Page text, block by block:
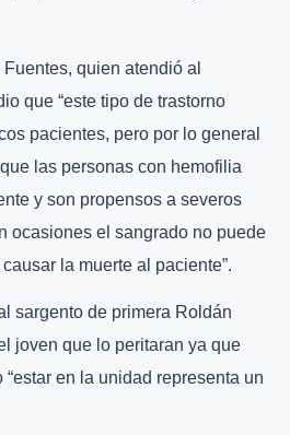
quien atendió al
que “este tipo de trastorno
pacientes, pero por lo general
las personas con hemofilia
y son propensos a severos
ocasiones el sangrado no puede
la muerte al paciente”.
sargento de primera Roldán
joven que lo peritaran ya que
en la unidad representa un